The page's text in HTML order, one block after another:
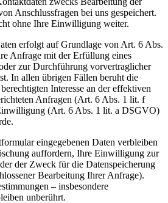
Anschlussfragen bei uns gespeichert.
ohne Ihre Einwilligung weiter.
erfolgt auf Grundlage von Art. 6 Abs.
Anfrage mit der Erfüllung eines
zur Durchführung vorvertraglicher
In allen übrigen Fällen beruht die
Interesse an der effektiven
Anfragen (Art. 6 Abs. 1 lit. f
(Art. 6 Abs. 1 lit. a DSGVO)
eingegebenen Daten verbleiben
auffordern, Ihre Einwilligung zur
der Zweck für die Datenspeicherung
Bearbeitung Ihrer Anfrage).
– insbesondere
unberührt.